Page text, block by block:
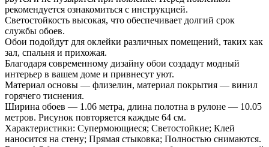
рекомендуется ознакомиться с инструкцией.
Светостойкость высокая, что обеспечивает долгий срок
службы обоев.
Обои подойдут для оклейки различных помещений, таких как
зал, спальня и прихожая.
Благодаря современному дизайну обои создадут модный
интерьер в вашем доме и привнесут уют.
Материал основы — флизелин, материал покрытия — винил
горячего тиснения.
Ширина обоев — 1.06 метра, длина полотна в рулоне — 10.05
метров. Рисунок повторяется каждые 64 см.
Характеристики: Супермоющиеся; Светостойкие; Клей
наносится на стену; Прямая стыковка; Полностью снимаются.